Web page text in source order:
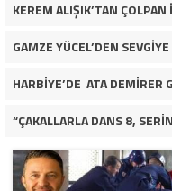
GAMZE YÜCEL’DEN
HARBİYE’DE ATA DEMİRER